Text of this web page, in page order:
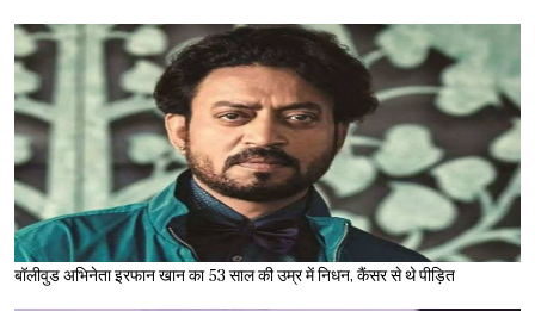
बॉलीवुड अभिनेता इरफान खान का 53 साल की उम्र में निधन, कैंसर से थे पीड़ित